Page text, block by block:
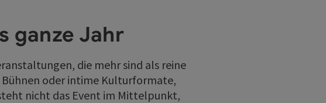
ganze Jahr
die mehr sind als reine
Bühnen oder intime Kulturformate,
nicht das Event im Mittelpunkt,